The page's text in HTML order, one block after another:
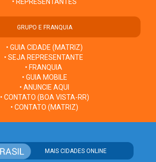
• REPRESENTANTES
GRUPO E FRANQUIA
• GUIA CIDADE (MATRIZ)
• SEJA REPRESENTANTE
• FRANQUIA
• GUIA MOBILE
• ANUNCIE AQUI
• CONTATO (BOA VISTA-RR)
• CONTATO (MATRIZ)
MAIS CIDADES ONLINE